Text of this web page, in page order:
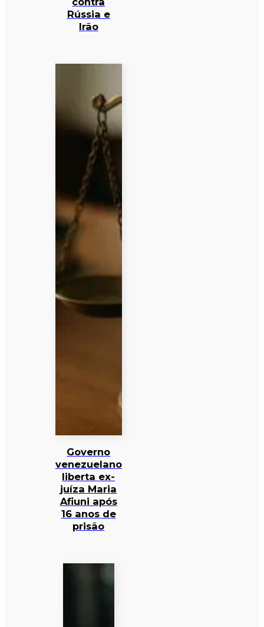
Rússia e
Irão
Governo
venezuelano
liberta ex-
juíza Maria
Afiuni após
16 anos de
prisão